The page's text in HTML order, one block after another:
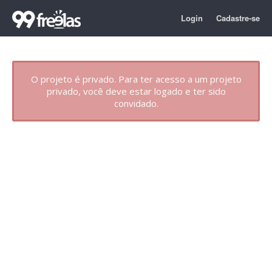
Login Cadastre-se
O projeto é privado. Para ter acesso a um projeto
privado, você deve estar logado e ter sido
convidado.